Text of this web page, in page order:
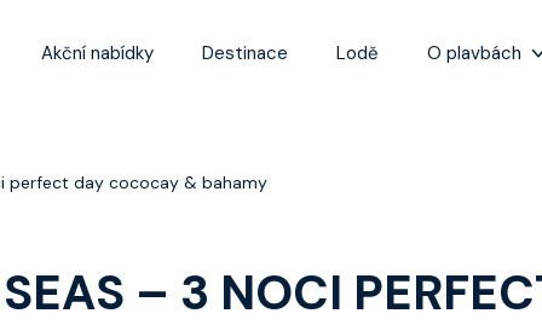
Akční nabídky Destinace Lodě O plavbách
perfect day cococay & bahamy
– 3 NOCI